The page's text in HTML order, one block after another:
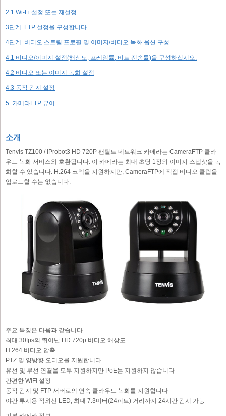
2.1 Wi-Fi 설정 또는 재설정
3단계. FTP 설정을 구성합니다
4단계. 비디오 스트림 프로필 및 이미지/비디오 녹화 옵션 구성
4.1 비디오/이미지 설정(해상도, 프레임률, 비트 전송률)을 구성하십시오.
4.2 비디오 또는 이미지 녹화 설정
4.3 동작 감지 설정
5. 카메라FTP 뷰어
소개
Tenvis TZ100 / IProbot3 HD 720P 팬틸트 네트워크 카메라는 CameraFTP 클라
우드 녹화 서비스와 호환됩니다. 이 카메라는 최대 초당 1장의 이미지 스냅샷을 녹
화할 수 있습니다. H.264 코덱을 지원하지만, CameraFTP에 직접 비디오 클립을
업로드할 수는 없습니다.
주요 특징은 다음과 같습니다:
최대 30fps의 뛰어난 HD 720p 비디오 해상도.
H.264 비디오 압축
PTZ 및 양방향 오디오를 지원합니다
유선 및 무선 연결을 모두 지원하지만 PoE는 지원하지 않습니다
간편한 WiFi 설정
동작 감지 및 FTP 서버로의 연속 클라우드 녹화를 지원합니다
야간 투시용 적외선 LED, 최대 7.3미터(24피트) 거리까지 24시간 감시 가능